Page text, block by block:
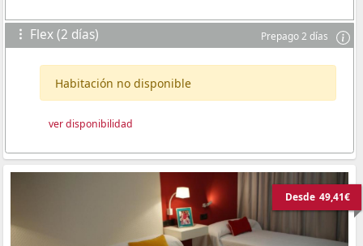
Flex (2 días) Prepago 2 días
Habitación no disponible
ver disponibilidad
Desde 49,41€